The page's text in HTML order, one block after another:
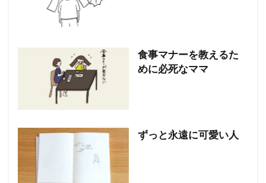
食事マナーを教えるた
めに必死なママ
ずっと永遠に可愛い人